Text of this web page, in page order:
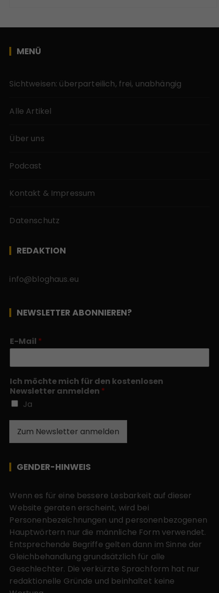
MENÜ
Sichtweisen: überparteilich, frei, unabhängig
Alle Artikel
Über uns
Podcast
Kontakt & Impressum
Datenschutz
REDAKTION
info@bloghaus.eu
NEWSLETTER ABONNIEREN?
E-Mail *
Ich möchte mich für den kostenlosen
Newsletter anmelden *
Ja
Zum Newsletter anmelden
GENDER-HINWEIS
Wenn es für eine bessere Lesbarkeit auf dieser
Website geraten erscheint, wird bei
Personenbezeichnungen und personenbezogenen
Hauptwörtern nur die männliche Form verwendet.
Entsprechende Begriffe gelten dann im Sinne der
Gleichbehandlung grundsätzlich für alle
Geschlechter. Die verkürzte Sprachform hat nur
redaktionelle Gründe und beinhaltet keine